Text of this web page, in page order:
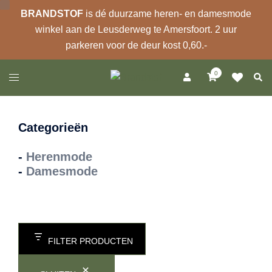
BRANDSTOF is dé duurzame heren- en damesmode
winkel aan de Leusderweg te Amersfoort. 2 uur
parkeren voor de deur kost 0,60.-
naar
de
Toggle
0
Categorieën
- Herenmode
- Damesmode
FILTER PRODUCTEN